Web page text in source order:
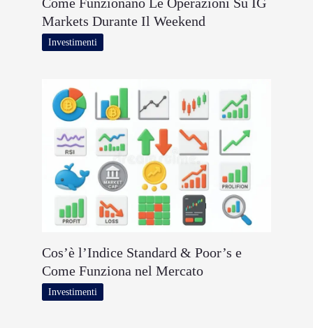
Markets Durante Il Weekend
Investimenti
Cos’è l’Indice Standard & Poor’s e
Come Funziona nel Mercato
Investimenti